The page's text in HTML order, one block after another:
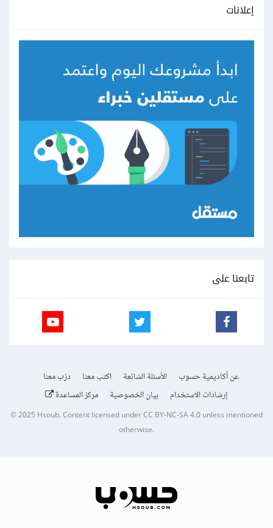
إعلانات
تابعنا على
عن أكاديمية حسوب الأسئلة الشائعة اكتب معنا
درّب معنا
إرشادات الاستخدام
بيان الخصوصية مركز المساعدة
© 2025Hsoub.Content licensed underCC BY-NC-SA 4.0unless mentioned
otherwise.